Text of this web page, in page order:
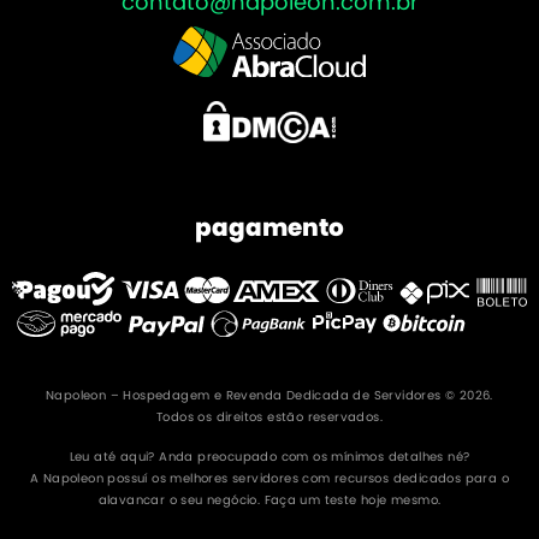
pagamento
Napoleon – Hospedagem e Revenda Dedicada de Servidores © 2026.
Todos os direitos estão reservados.
Leu até aqui? Anda preocupado com os mínimos detalhes né?
A Napoleon possuí os melhores servidores com recursos dedicados para o
alavancar o seu negócio. Faça um teste hoje mesmo.